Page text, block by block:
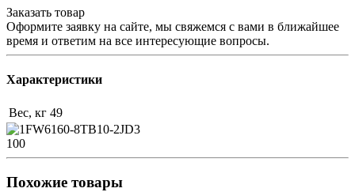
Заказать товар
Оформите заявку на сайте, мы свяжемся с вами в ближайшее
время и ответим на все интересующие вопросы.
Характеристики
Вес, кг 49
100
Похожие товары